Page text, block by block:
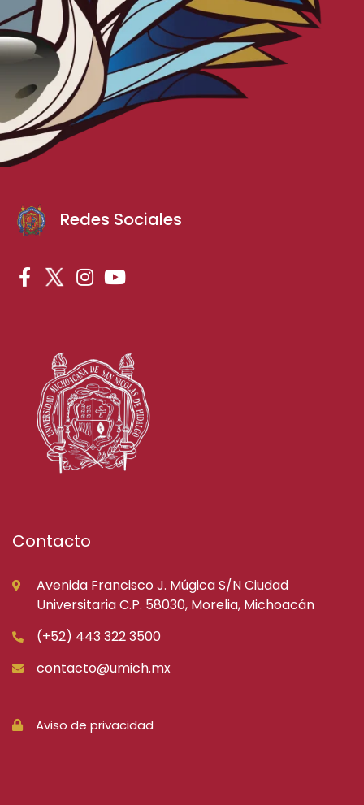
Redes Sociales
Contacto
Avenida Francisco J. Múgica S/N Ciudad
Universitaria C.P. 58030, Morelia, Michoacán
(+52) 443 322 3500
contacto@umich.mx
Aviso de privacidad